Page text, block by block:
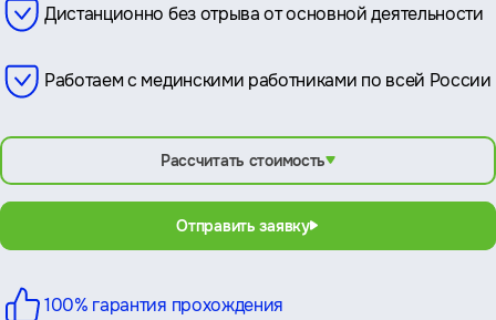
Дистанционно без отрыва от основной деятельности
Работаем с мединскими работниками по всей России
Рассчитать стоимость
Отправить заявку
100% гарантия прохождения